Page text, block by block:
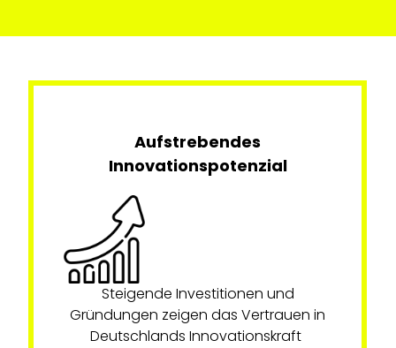
Aufstrebendes
Innovationspotenzial
Steigende Investitionen und
Gründungen zeigen das Vertrauen in
Deutschlands Innovationskraft